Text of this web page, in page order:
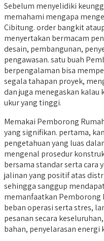
Sebelum menyelidiki
memahami mengapa
Cibitung. order bangkit
menyertakan bermacam
desain, pembangunan,
pengawasan. satu buah
berpengalaman bisa
segala tahapan proyek,
dan juga menegaskan
ukur yang tinggi.
Memakai Pemborong
yang signifikan. pertama,
pengetahuan yang luas
mengenal prosedur
bersama standar serta cara
jalinan yang positif atas
sehingga sanggup
memanfaatkan Pemborong
beban operasi serta stres,
pesanan secara
bahan, penyelarasan energi